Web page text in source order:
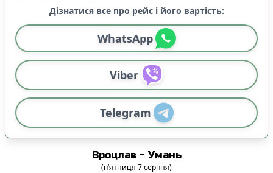
Дізнатися все про рейс і його вартість:
WhatsApp
Viber
Telegram
Вроцлав - Умань
(п’ятниця 7серпня)